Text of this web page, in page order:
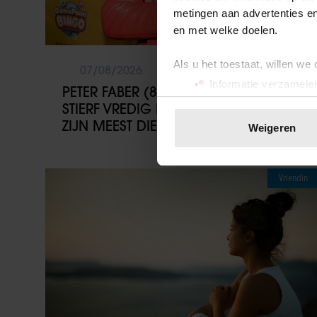
metingen aan advertenties
en met welke doelen.
Als u het toestaat, willen we
Informatie
Uw apparaat
toestemming op elk
We gebruiken cookies om
websiteverkeer te
media, adverteren en
verstrekt of die ze hebben
onze website blijft gebruiken.
Weigeren
PETER FABER (82) OVERLEDEN: HIJ
STIERF VREDIG IN HET BIJZIJN VAN
ZIJN MEEST DIERBAREN
Vriendin